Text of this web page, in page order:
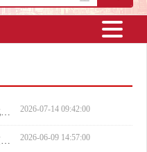
调查征集结果公示——请您对北京市监狱管理局（北京市戒毒管... 2026-07-14 09:42:00
请您对北京市监狱管理局（北京市戒毒管理局）网站做出评价 2026-06-09 14:57:00